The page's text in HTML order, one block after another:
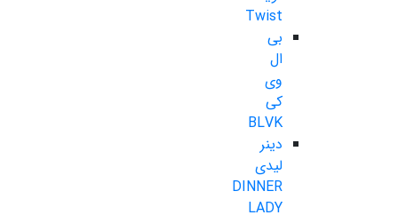
Twist
بی
ال
وی
کی
BLVK
دینر
لیدی
DINNER
LADY